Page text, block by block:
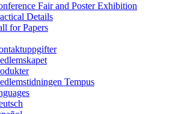
Fair and Poster Exhibition
Details
for Papers
Tempus